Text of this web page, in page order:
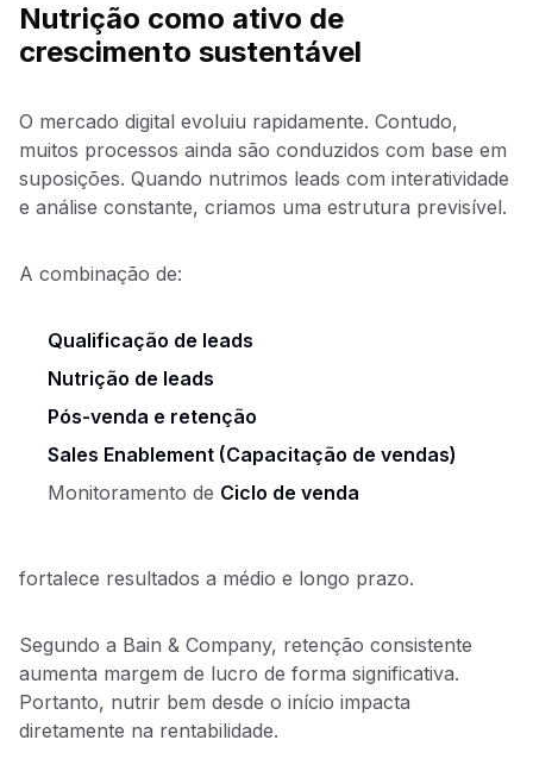
Nutrição como ativo de
crescimento sustentável
O mercado digital evoluiu rapidamente. Contudo,
muitos processos ainda são conduzidos com base em
suposições. Quando nutrimos leads com interatividade
e análise constante, criamos uma estrutura previsível.
A combinação de:
Qualificação de leads
Nutrição de leads
Pós-venda e retenção
Sales Enablement (Capacitação de vendas)
Monitoramento de Ciclo de venda
fortalece resultados a médio e longo prazo.
Segundo a Bain & Company, retenção consistente
aumenta margem de lucro de forma significativa.
Portanto, nutrir bem desde o início impacta
diretamente na rentabilidade.